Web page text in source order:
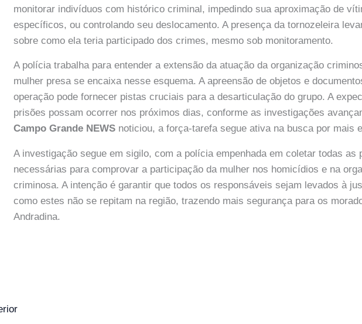
monitorar indivíduos com histórico criminal, impedindo sua aproximação de
específicos, ou controlando seu deslocamento. A presença da tornozeleira
sobre como ela teria participado dos crimes, mesmo sob monitoramento.
A polícia trabalha para entender a extensão da atuação da organização
mulher presa se encaixa nesse esquema. A apreensão de objetos e
operação pode fornecer pistas cruciais para a desarticulação do grupo. A
prisões possam ocorrer nos próximos dias, conforme as investigações
Campo Grande NEWS noticiou, a força-tarefa segue ativa na busca por mais
A investigação segue em sigilo, com a polícia empenhada em coletar todas as
necessárias para comprovar a participação da mulher nos homicídios e na
criminosa. A intenção é garantir que todos os responsáveis sejam levados à
como estes não se repitam na região, trazendo mais segurança para os
Andradina.